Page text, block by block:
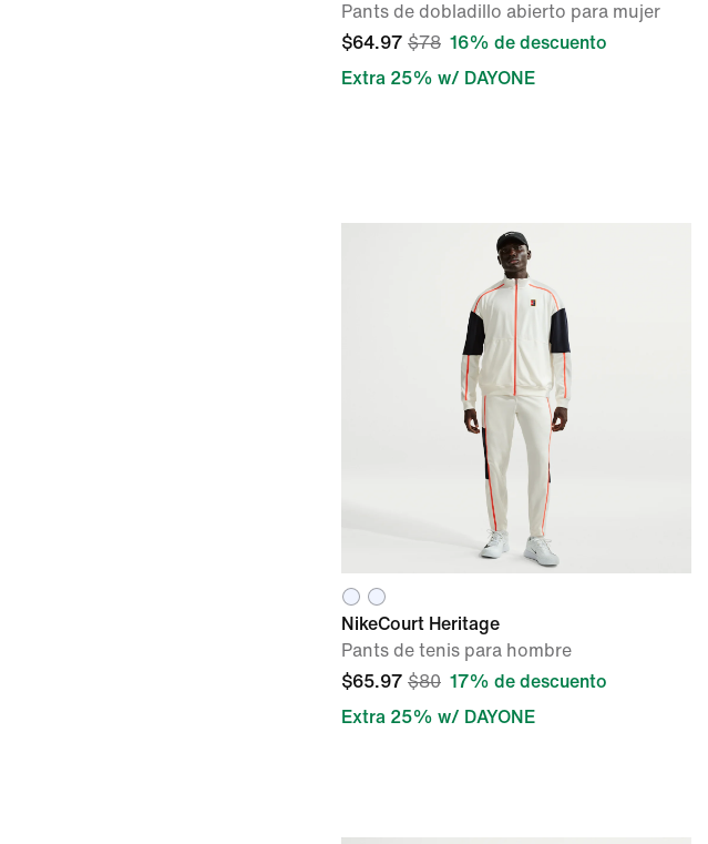
Pants de dobladillo abierto para mujer
$64.97 $78 16% de descuento
Extra 25% w/ DAYONE
NikeCourt Heritage
Pants de tenis para hombre
$65.97 $80 17% de descuento
Extra 25% w/ DAYONE